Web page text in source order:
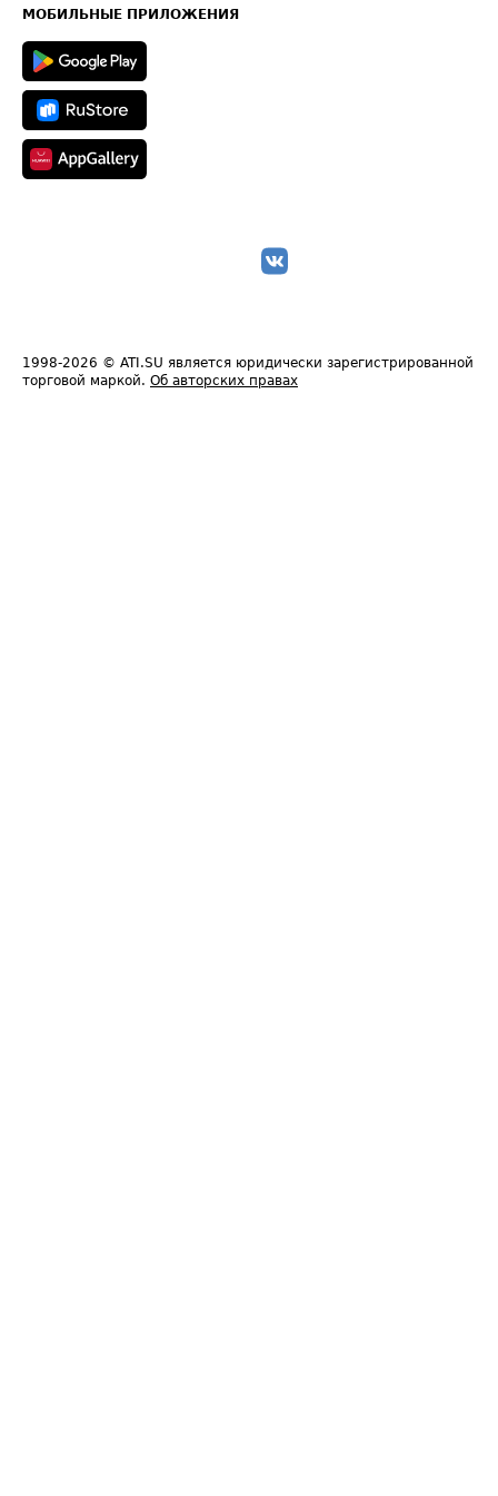
Техническая информация
МОБИЛЬНЫЕ ПРИЛОЖЕНИЯ
1998-2026 © ATI.SU является юридически зарегистрированной
торговой маркой. Об авторских правах